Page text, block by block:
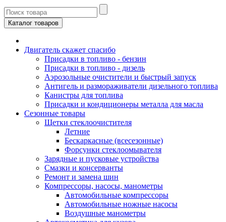
Каталог товаров
Двигатель скажет спасибо
Присадки в топливо - бензин
Присадки в топливо - дизель
Аэрозольные очистители и быстрый запуск
Антигель и размораживатели дизельного топлива
Канистры для топлива
Присадки и кондиционеры металла для масла
Сезонные товары
Щетки стеклоочистителя
Летние
Бескаркасные (всесезонные)
Форсунки стеклоомывателя
Зарядные и пусковые устройства
Смазки и консерванты
Ремонт и замена шин
Компрессоры, насосы, манометры
Автомобильные компрессоры
Автомобильные ножные насосы
Воздушные манометры